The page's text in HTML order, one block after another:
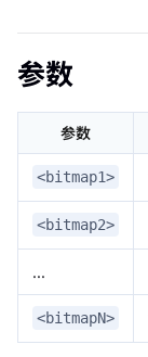
参数
参数
<bitmap1>
<bitmap2>
...
<bitmapN>